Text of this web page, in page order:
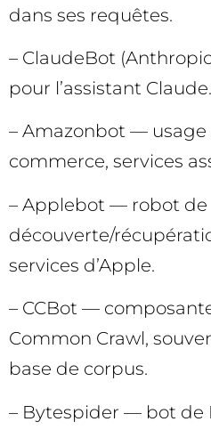
dans ses requêtes.
– ClaudeBot
pour l’assistant Claude.
– Amazonbot — usage
commerce, services
– Applebot — robot de
découverte/
services d’Apple.
– CCBot —
Common Crawl,
base de corpus.
– Bytespider — bot de